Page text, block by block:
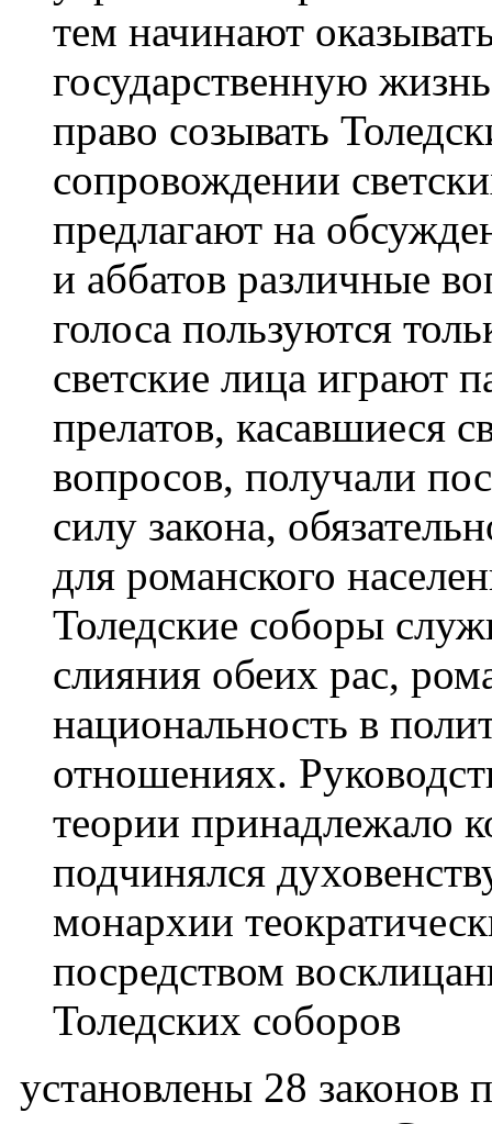
тем начинают
государственную
право созывать
сопровождении
предлагают на
и аббатов различные
голоса пользуются
светские лица играют
прелатов, касавшиеся
вопросов, получали
силу закона,
для романского
Толедские соборы
слияния обеих рас,
национальность в
отношениях.
теории принадлежало
подчинялся
монархии
посредством
Толедских соборов
установлены 28 законов